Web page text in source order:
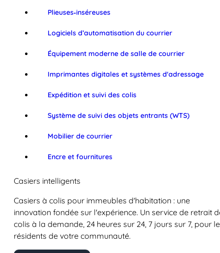
Plieuses‑inséreuses
Logiciels d’automatisation du courrier
Équipement moderne de salle de courrier
Imprimantes digitales et systèmes d'adressage
Expédition et suivi des colis
Système de suivi des objets entrants (WTS)
Mobilier de courrier
Encre et fournitures
Casiers intelligents
Casiers à colis pour immeubles d'habitation : une
innovation fondée sur l'expérience. Un service de retrait
colis à la demande, 24 heures sur 24, 7 jours sur 7, pour
résidents de votre communauté.